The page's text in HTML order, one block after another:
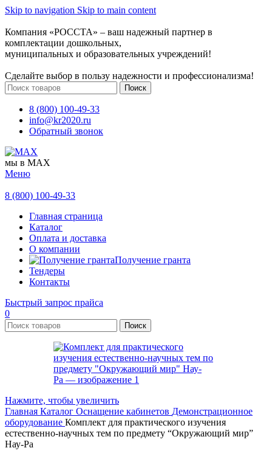
Skip to navigation Skip to main content
Компания «РОССТА» – ваш надежный партнер в
комплектации дошкольных,
муниципальных и образовательных учреждений!
Сделайте выбор в пользу надежности и профессионализма!
Поиск
8 (800) 100-49-33
info@kr2020.ru
Обратный звонок
мы в MAX
Меню
8 (800) 100-49-33
Главная страница
Каталог
Оплата и доставка
О компании
Получение гранта
Тендеры
Контакты
Быстрый запрос прайса
0
Поиск
Нажмите, чтобы увеличить
Главная Каталог Оснащение кабинетов Демонстрационное
оборудование Комплект для практического изучения
естественно-научных тем по предмету “Окружающий мир”
Нау-Ра